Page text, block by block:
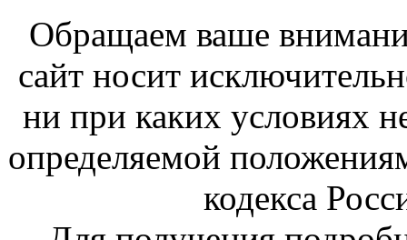
Обращаем ваше
сайт носит
ни при каких условиях
определяемой
кодекса